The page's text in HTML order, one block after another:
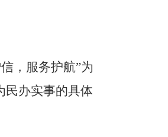
，服务护航”为
民办实事的具体